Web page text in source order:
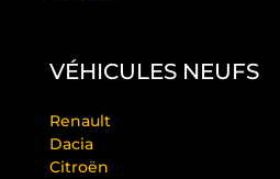
VÉHICULES NEUFS
Renault
Dacia
Citroën